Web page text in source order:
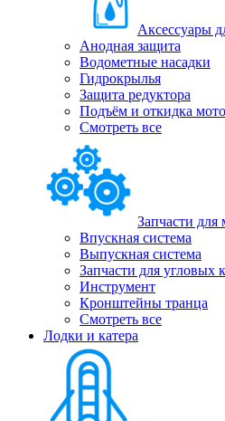
Аксессуары
Анодная защита
Водометные насадки
Гидрокрылья
Защита редуктора
Подъём и откидка
Смотреть все
Запчасти для
Впускная система
Выпускная система
Запчасти для угловых
Инструмент
Кронштейны транца
Смотреть все
Лодки и катера